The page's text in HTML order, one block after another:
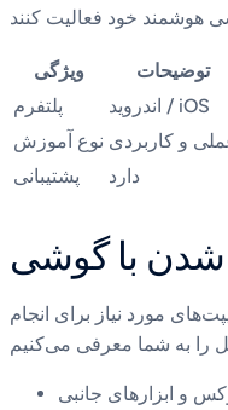
ویژگی
توضیحات
پلتفرم
اندروید / iOS
نوع آموزش و کاربردی
پشتیبانی
دارد
با گوشی
مورد نیاز برای انجام
و ابزارهای جانبی